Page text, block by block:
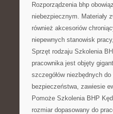
Rozporządzenia bhp
niebezpiecznym. Materiały
również akcesoriów
niepewnych stanowisk
Sprzęt rodzaju Szkolenia
pracownika jest objęty
szczegółów niezbędnych
bezpieczeństwa, zawiesie
Pomoże Szkolenia BHP
rozmiar dopasowany do